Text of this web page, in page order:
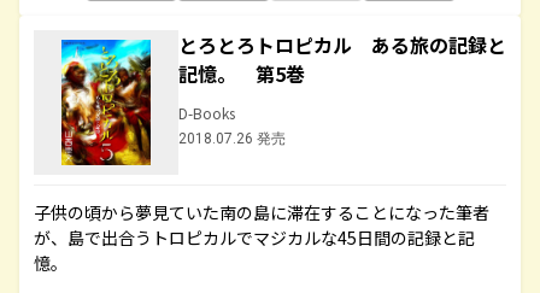
とろとろトロピカル ある旅の記録と
記憶。 第5巻
D-Books
2018.07.26 発売
子供の頃から夢見ていた南の島に滞在することになった筆者
が、島で出合うトロピカルでマジカルな45日間の記録と記
憶。